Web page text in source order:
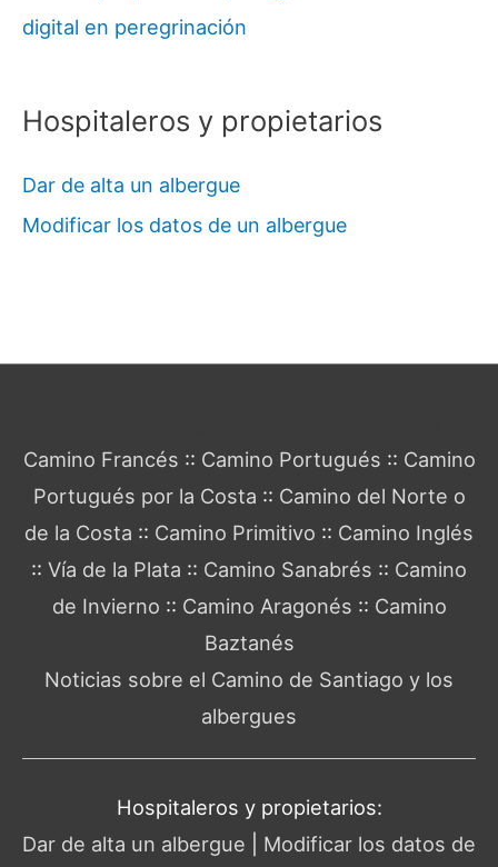
digital en peregrinación
Hospitaleros y propietarios
Dar de alta un albergue
Modificar los datos de un albergue
Camino Francés :: Camino Portugués :: Camino
Portugués por la Costa :: Camino del Norte o
de la Costa :: Camino Primitivo :: Camino Inglés
:: Vía de la Plata :: Camino Sanabrés :: Camino
de Invierno :: Camino Aragonés :: Camino
Baztanés
Noticias sobre el Camino de Santiago y los
albergues
Hospitaleros y propietarios:
Dar de alta un albergue
Modificar los datos de